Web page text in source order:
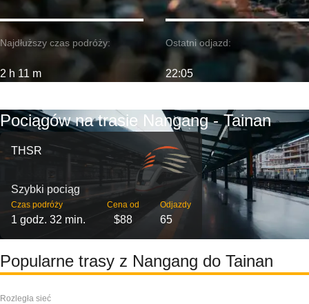
Najdłuższy czas podróży:
2 h 11 m
Ostatni odjazd:
22:05
Pociągów na trasie Nangang - Tainan
THSR
Szybki pociąg
Czas podróży
1 godz. 32 min.
Cena od
$88
Odjazdy
65
Popularne trasy z Nangang do Tainan
Rozległa sieć